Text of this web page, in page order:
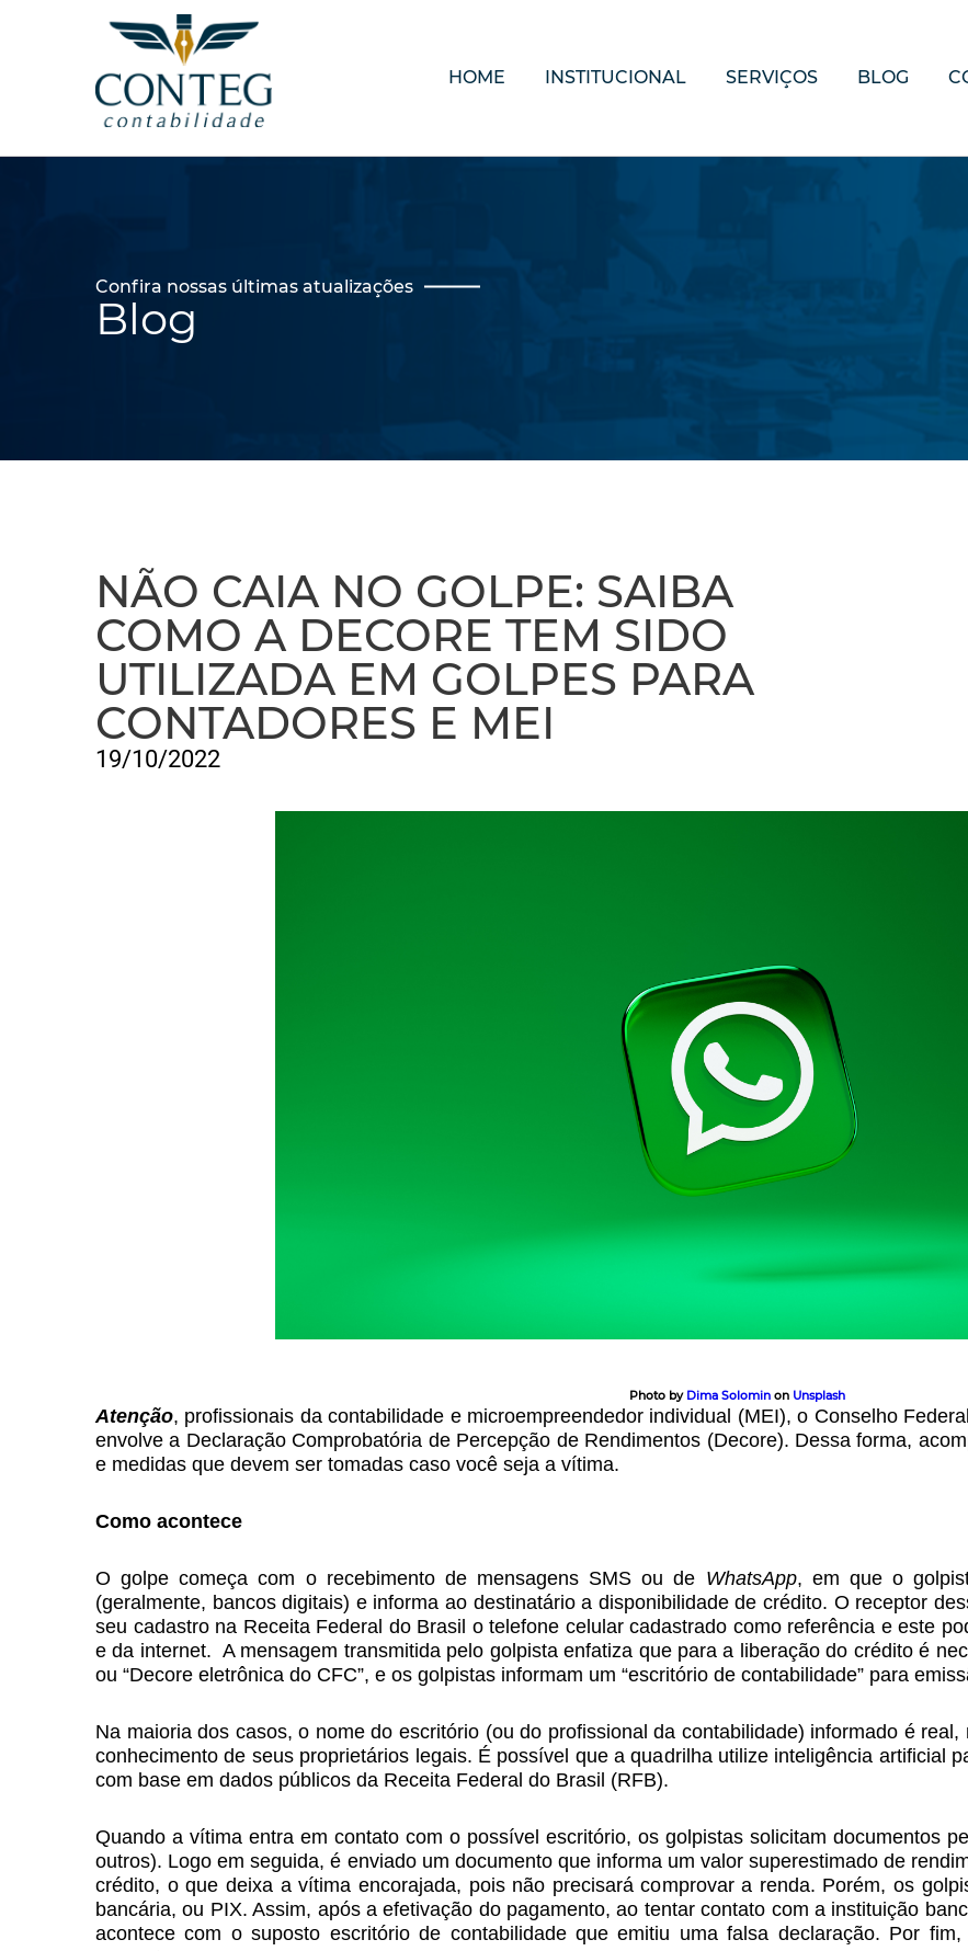
HOME INSTITUCIONAL SERVIÇOS BLOG
Confira nossas últimas atualizações
Blog
NÃO CAIA NO GOLPE: SAIBA
COMO A DECORE TEM SIDO
UTILIZADA EM GOLPES PARA
CONTADORES E MEI
19/10/2022
Photo by Dima Solominon Unsplash
Atenção, profissionais da contabilidade e microempreendedor individual (MEI), o Conselho
envolve a Declaração Comprobatória de Percepção de Rendimentos (Decore). Dessa forma,
e medidas que devem ser tomadas caso você seja a vítima.
Como acontece
O golpe começa com o recebimento de mensagens SMS ou de WhatsApp, em que o
(geralmente, bancos digitais) e informa ao destinatário a disponibilidade de crédito. O receptor
seu cadastro na Receita Federal do Brasil o telefone celular cadastrado como referência e este
e da internet. A mensagem transmitida pelo golpista enfatiza que para a liberação do crédito é
ou “Decore eletrônica do CFC”, e os golpistas informam um “escritório de contabilidade” para
Na maioria dos casos, o nome do escritório (ou do profissional da contabilidade) informado é
conhecimento de seus proprietários legais. É possível que a quadrilha utilize inteligência artificial
com base em dados públicos da Receita Federal do Brasil (RFB).
Quando a vítima entra em contato com o possível escritório, os golpistas solicitam documentos
outros). Logo em seguida, é enviado um documento que informa um valor superestimado de
crédito, o que deixa a vítima encorajada, pois não precisará comprovar a renda. Porém, os
bancária, ou PIX. Assim, após a efetivação do pagamento, ao tentar contato com a instituição
acontece com o suposto escritório de contabilidade que emitiu uma falsa declaração. Por